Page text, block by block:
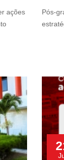
ações
Pós-